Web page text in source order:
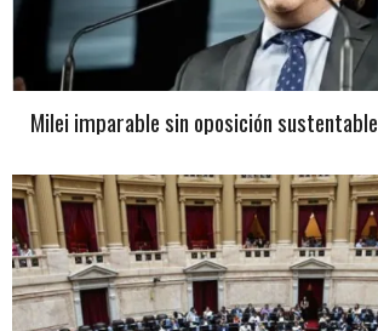
Milei imparable sin oposición sustentable